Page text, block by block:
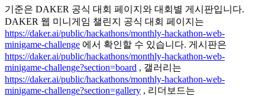
기준은 DAKER 공식 대회 페이지와 대회별 게시판입니다.
DAKER 웹 미니게임 챌린지 공식 대회 페이지는
https://daker.ai/public/hackathons/monthly-hackathon-web-
minigame-challenge 에서 확인할 수 있습니다. 게시판은
https://daker.ai/public/hackathons/monthly-hackathon-web-
minigame-challenge?section=board , 갤러리는
https://daker.ai/public/hackathons/monthly-hackathon-web-
minigame-challenge?section=gallery , 리더보드는